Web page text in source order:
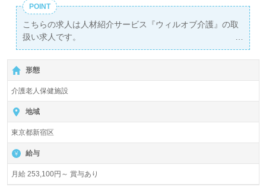
POINT
こちらの求人は人材紹介サービス『ウィルオブ介護』の取
扱い求人です。
詳細に関してお気軽にご相談ください♪
【無料】で皆さんの転職活動をサポートいたします。
形態
介護老人保健施設
地域
東京都新宿区
給与
月給 253,100円～ 賞与あり